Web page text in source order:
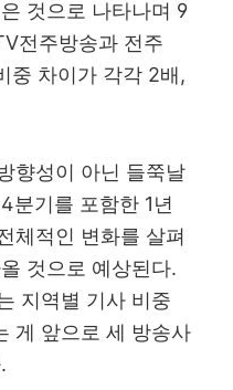
것으로 나타나며 9
전주방송과 전주
중 차이가 각각 2배,
향성이 아닌 들쭉날
4분기를 포함한 1년
체적인 변화를 살펴
것으로 예상된다.
지역별 기사 비중
게 앞으로 세 방송사
.